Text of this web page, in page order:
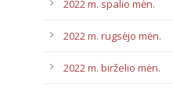
2022 m. spalio mėn.
2022 m. rugsėjo mėn.
2022 m. birželio mėn.